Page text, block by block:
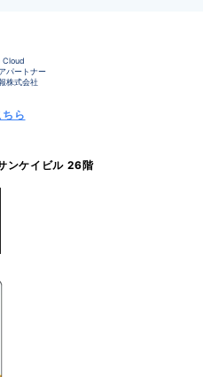
Cloud
パートナー
株式会社
ちら
ンケイビル 26階